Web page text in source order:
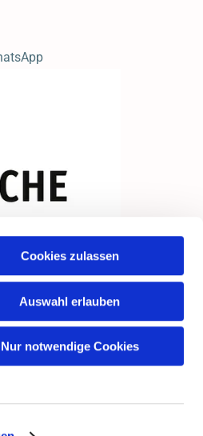
Cookies zulassen
Auswahl erlauben
Nur notwendige Cookies